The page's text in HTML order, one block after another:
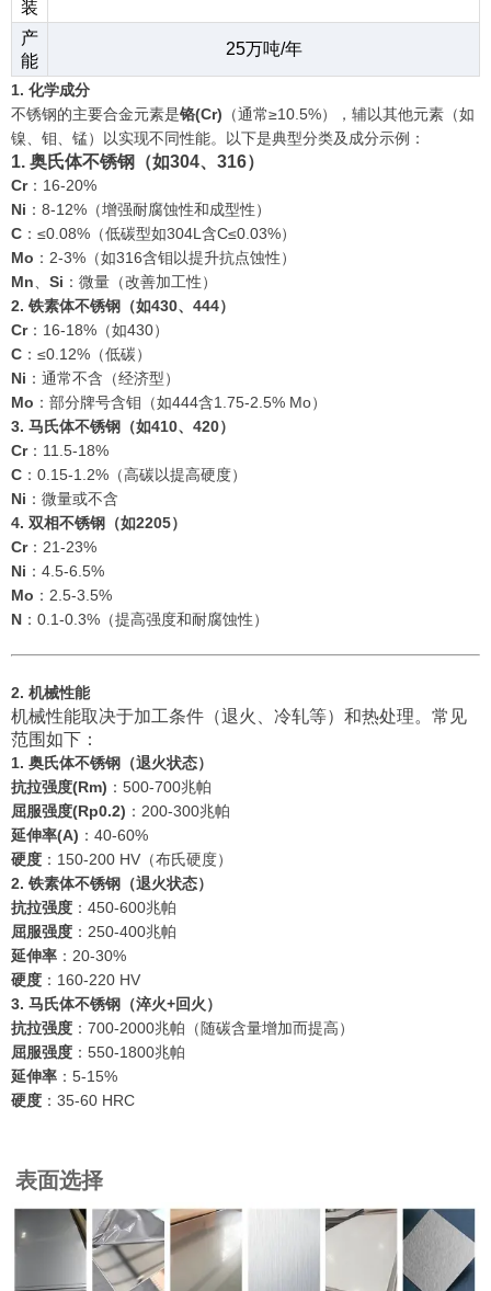
装
产
能
25万吨/年
1. 化学成分
不锈钢的主要合金元素是铬(Cr) （通常≥10.5%），辅以其他元素（如
镍、钼、锰）以实现不同性能。以下是典型分类及成分示例：
1. 奥氏体不锈钢（如304、316）
Cr：16-20%
Ni ：8-12%（增强耐腐蚀性和成型性）
C ：≤0.08%（低碳型如304L含C≤0.03%）
Mo ：2-3%（如316含钼以提升抗点蚀性）
Mn
Si ：微量（改善加工性）
2. 铁素体不锈钢（如430、444）
Cr：16-18%（如430）
C ：≤0.12%（低碳）
Ni ：通常不含（经济型）
Mo ：部分牌号含钼（如444含1.75-2.5% Mo）
3. 马氏体不锈钢（如410、420）
Cr：11.5-18%
C ：0.15-1.2%（高碳以提高硬度）
Ni ：微量或不含
4. 双相不锈钢（如2205）
Cr：21-23%
Ni ：4.5-6.5%
Mo ：2.5-3.5%
N ：0.1-0.3%（提高强度和耐腐蚀性）
2. 机械性能
机械性能取决于加工条件（退火、冷轧等）和热处理。常见
范围如下：
1. 奥氏体不锈钢（退火状态）
抗拉强度(Rm) ：500-700兆帕
屈服强度(Rp0.2) ：200-300兆帕
延伸率(A) ：40-60%
硬度 ：150-200 HV（布氏硬度）
2. 铁素体不锈钢（退火状态）
抗拉强度 ：450-600兆帕
屈服强度 ：250-400兆帕
延伸率 ：20-30%
硬度 ：160-220 HV
3. 马氏体不锈钢（淬火+回火）
抗拉强度 ：700-2000兆帕（随碳含量增加而提高）
屈服强度 ：550-1800兆帕
延伸率 ：5-15%
硬度 ：35-60 HRC
表面选择